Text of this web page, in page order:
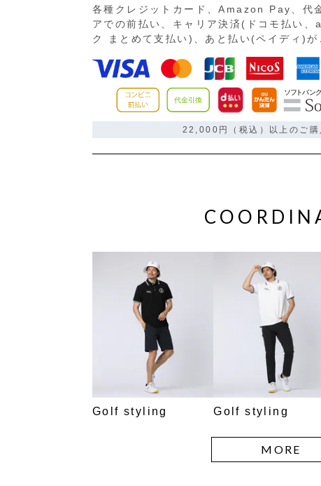
各種クレジットカード、Amazon Pay、代
アでの前払い、キャリア決済(ドコモ払い、
ク まとめて支払い)、あと払い(ペイディ)が
22,000円（税込）以上のご購
Golf styling Golf styling
MORE